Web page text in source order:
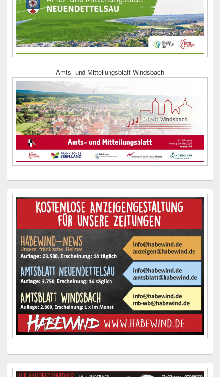
Amts- und Mitteilungsblatt Windsbach